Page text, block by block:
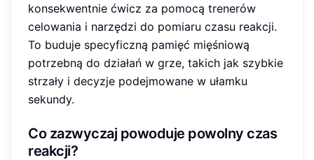
konsekwentnie ćwicz za pomocą trenerów
celowania i narzędzi do pomiaru czasu reakcji.
To buduje specyficzną pamięć mięśniową
potrzebną do działań w grze, takich jak szybkie
strzały i decyzje podejmowane w ułamku
sekundy.
Co zazwyczaj powoduje powolny czas
reakcji?